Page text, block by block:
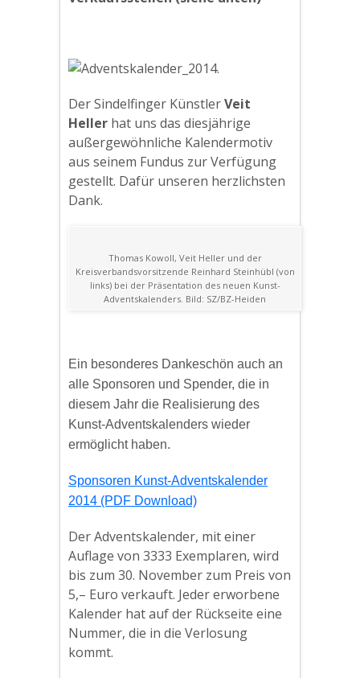
Der Sindelfinger KünstlerVeit
Heller hat uns das diesjährige
außergewöhnliche Kalendermotiv
aus seinem Fundus zur Verfügung
gestellt. Dafür unseren herzlichsten
Dank.
Thomas Kowoll, Veit Heller und der
Kreisverbandsvorsitzende Reinhard Steinhübl (von
links) bei der Präsentation des neuen Kunst-
Adventskalenders. Bild: SZ/BZ-Heiden
Ein besonderes Dankeschön auch an
alle Sponsoren und Spender, die in
diesem Jahr die Realisierung des
Kunst-Adventskalenders wieder
ermöglicht haben.
Sponsoren Kunst-Adventskalender
2014 (PDF Download)
Der Adventskalender, mit einer
Auflage von 3333 Exemplaren, wird
bis zum 30. November zum Preis von
5,– Euro verkauft. Jeder erworbene
Kalender hat auf der Rückseite eine
Nummer, die in die Verlosung
kommt.